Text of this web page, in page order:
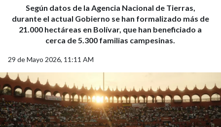
Según datos de la Agencia Nacional de Tierras,
durante el actual Gobierno se han formalizado más de
21.000 hectáreas en Bolívar, que han beneficiado a
cerca de 5.300 familias campesinas.
29 de Mayo 2026, 11:11 AM